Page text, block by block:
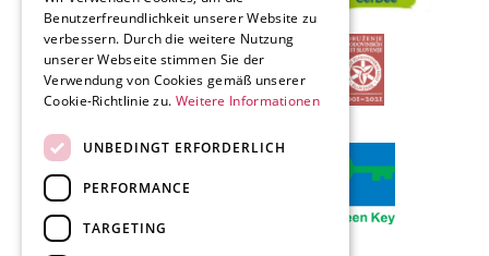
GERMAN
Benutzerfreundlichkeit unserer Website zu
verbessern. Durch die weitere Nutzung
unserer Webseite stimmen Sie der
Verwendung von Cookies gemäß unserer
Cookie-Richtlinie zu. Weitere Informationen
UNBEDINGT ERFORDERLICH
PERFORMANCE
TARGETING